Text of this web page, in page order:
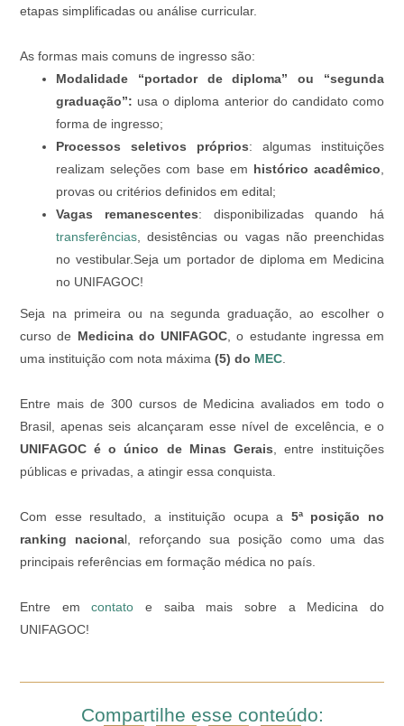
etapas simplificadas ou análise curricular.
As formas mais comuns de ingresso são:
Modalidade “portador de diploma” ou “segunda
graduação”: usa o diploma anterior do candidato como
forma de ingresso;
Processos seletivos próprios: algumas instituições
realizam seleções com base em histórico acadêmico
provas ou critérios definidos em edital;
Vagas remanescentes: disponibilizadas quando há
transferências , desistências ou vagas não preenchidas
no vestibular. Seja um portador de diploma em Medicina
no UNIFAGOC!
Seja na primeira ou na segunda graduação, ao escolher o
curso de Medicina do UNIFAGOC , o estudante ingressa em
uma instituição com nota máxima (5) do MEC
Entre mais de 300 cursos de Medicina avaliados em todo o
Brasil, apenas seis alcançaram esse nível de excelência, e o
UNIFAGOC é o único de Minas Gerais , entre instituições
públicas e privadas, a atingir essa conquista.
Com esse resultado, a instituição ocupa a 5ª posição no
ranking nacional, reforçando sua posição como uma das
principais referências em formação médica no país.
Entre emcontatoe saiba mais sobre a Medicina do
UNIFAGOC!
Compartilhe esse conteúdo: